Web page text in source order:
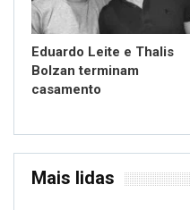
Eduardo Leite e Thalis
Bolzan terminam
casamento
Mais lidas